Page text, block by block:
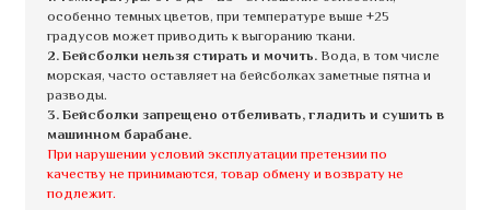
особенно темных цветов, при температуре выше +25
градусов может приводить к выгоранию ткани.
2. Бейсболки нельзя стирать и мочить.Вода, в том числе
морская, часто оставляет на бейсболках заметные пятна и
разводы.
3. Бейсболки запрещено отбеливать, гладить и сушить в
машинном барабане.
При нарушении условий эксплуатации претензии по
качеству не принимаются, товар обмену и возврату не
подлежит.